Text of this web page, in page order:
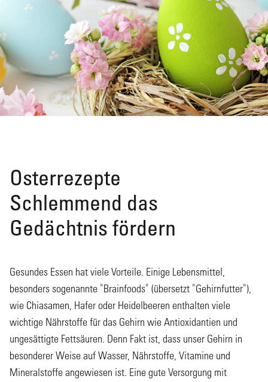
Osterrezepte
Schlemmend das
Gedächtnis fördern
Gesundes Essen hat viele Vorteile. Einige Lebensmittel,
besonders sogenannte "Brainfoods" (übersetzt "Gehirnfutter"),
wie Chiasamen, Hafer oder Heidelbeeren enthalten viele
wichtige Nährstoffe für das Gehirn wie Antioxidantien und
ungesättigte Fettsäuren. Denn Fakt ist, dass unser Gehirn in
besonderer Weise auf Wasser, Nährstoffe, Vitamine und
Mineralstoffe angewiesen ist. Eine gute Versorgung mit